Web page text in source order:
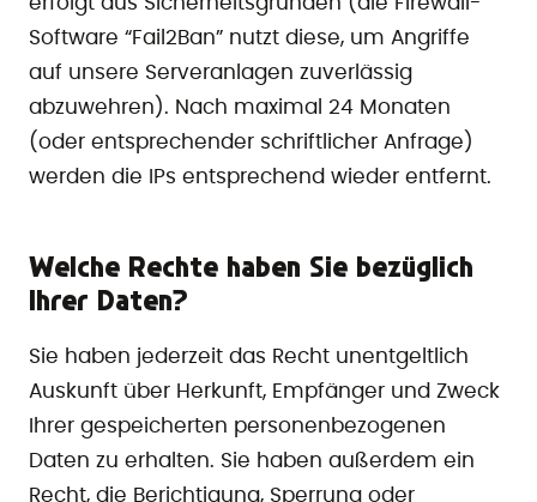
Software “Fail2Ban” nutzt diese, um Angriffe
auf unsere Serveranlagen zuverlässig
abzuwehren). Nach maximal 24 Monaten
(oder entsprechender schriftlicher Anfrage)
werden die IPs entsprechend wieder entfernt.
Welche Rechte haben Sie bezüglich
Ihrer Daten?
Sie haben jederzeit das Recht unentgeltlich
Auskunft über Herkunft, Empfänger und Zweck
Ihrer gespeicherten personenbezogenen
Daten zu erhalten. Sie haben außerdem ein
Recht, die Berichtigung, Sperrung oder